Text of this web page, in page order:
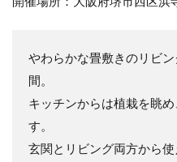
やわらかな畳敷きのリビ
間。
キッチンからは植栽を眺
す。
玄関とリビング両方から